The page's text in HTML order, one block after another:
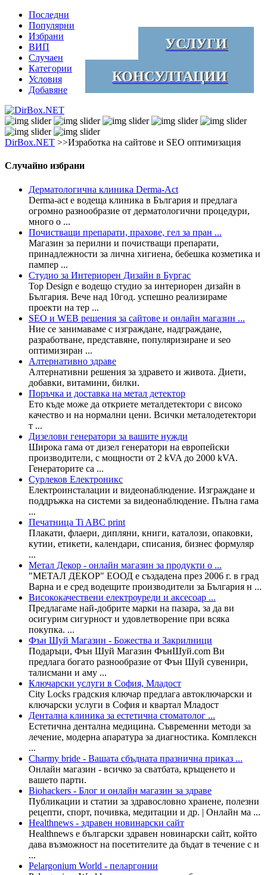
Последни
Популярни
Избрани
ВИП
Случаен
Категории
Условия
Добавяне
УСЛУГИ
КОНСУЛТАЦИИ
DirBox.NET >>Изработка на сайтове и SEO оптимизация
Случайно избрани
Дерматологична клиника Derma-Act
Derma-аct е водеща клиника в България и предлага
огромно разнообразие от дерматологични процедури,
много о ...
Почистващи препарати, прахове, гел за пран ...
Магазин за перилни и почистващи препарати,
принадлежности за лична хигиена, бебешка козметика и
пампер ...
Студио за Интериорен Дизайн в Бургас
Top Design е водещо студио за интериорен дизайн в
България. Вече над 10год. успешно реализираме
проекти на тер ...
SEO и WEB решения за сайтове и онлайн магазин ...
Ние се занимаваме с изграждане, надграждане,
разработване, представяне, популяризиране и seo
оптимизиран ...
Алтернативно здраве
Алтернативни решения за здравето и живота. Диети,
добавки, витамини, билки.
Поръчка и доставка на метал детектор
Ето къде може да откриете металдетектори с високо
качество и на нормални цени. Всички металодетектори
т ...
Дизелови генератори за вашите нужди
Широка гама от дизел генератори на европейски
производители, с мощности от 2 kVA до 2000 kVA.
Генераторите са ...
Сурлеков Електроникс
Електроинсталации и видеонаблюдение. Изграждане и
поддръжка на системи за видеонаблюдение. Пълна гама
...
Печатница Ti ABC print
Плакати, флаери, дипляни, книги, каталози, опаковки,
кутии, етикети, календари, списания, бизнес формуляр
...
Метал Декор - онлайн магазин за продукти о ...
"МЕТАЛ ДЕКОР" ЕООД е създадена през 2006 г. в град
Варна и е сред водещите производители за България н ...
Висококачествени електроуреди и аксесоар ...
Предлагаме най-добрите марки на пазара, за да ви
осигурим сигурност и удовлетворение при всяка
покупка. ...
Фън Шуй Магазин - Божества и Закрилници
Подаръци, Фън Шуй Магазин ФънШуй.com Ви
предлага богато разнообразие от Фън Шуй сувенири,
талисмани и аму ...
Ключарски услуги в София, Младост
City Locks градския ключар предлага автоключарски и
ключарски услуги в София и квартал Младост
Дентална клиника за естетична стоматолог ...
Естетична дентална медицина. Съвременни методи за
лечение, модерна апаратура за диагностика. Комплексн
...
Charmy bride - Вашата сбъдната празнична приказ ...
Онлайн магазин - всичко за сватбата, кръщенето и
вашето парти.
Biohackers - Блог и онлайн магазин за здраве
Публикации и статии за здравословно хранене, полезни
рецепти, спорт, почивка, медитации и др. | Онлайн ма ...
Healthnews - здравен новинарски сайт
Healthnews е български здравен новинарски сайт, който
дава възможност на посетителите да бъдат в течение с н
...
Pelargonium World - пеларгонии